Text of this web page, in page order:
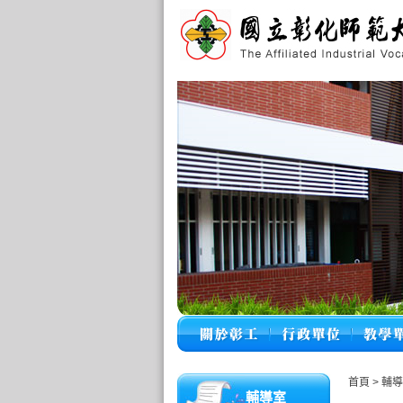
輔導室
首頁 > 輔